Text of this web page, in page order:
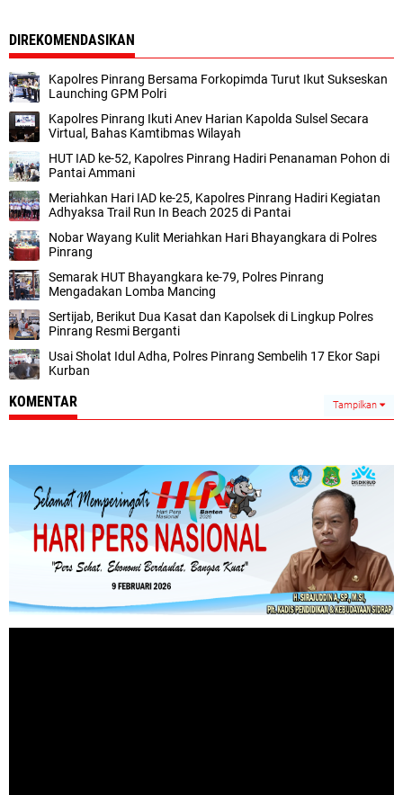
DIREKOMENDASIKAN
‎Kapolres Pinrang Bersama Forkopimda Turut Ikut Sukseskan
Launching GPM Polri
Kapolres Pinrang Ikuti Anev Harian Kapolda Sulsel Secara
Virtual, Bahas Kamtibmas Wilayah
HUT IAD ke-52, Kapolres Pinrang Hadiri Penanaman Pohon di
Pantai Ammani
Meriahkan Hari IAD ke-25, Kapolres Pinrang Hadiri Kegiatan
Adhyaksa Trail Run In Beach 2025 di Pantai
Nobar Wayang Kulit Meriahkan Hari Bhayangkara di Polres
Pinrang
Semarak HUT Bhayangkara ke-79, Polres Pinrang
Mengadakan Lomba Mancing
Sertijab, Berikut Dua Kasat dan Kapolsek di Lingkup Polres
Pinrang Resmi Berganti
Usai Sholat Idul Adha, Polres Pinrang Sembelih 17 Ekor Sapi
Kurban
KOMENTAR Tampilkan